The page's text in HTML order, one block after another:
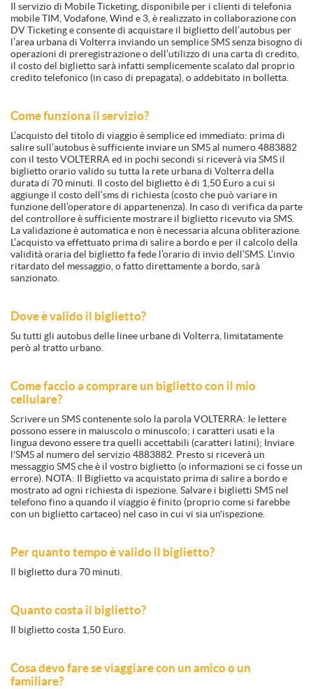
Il servizio di Mobile Ticketing, disponibile per i clienti di telefonia
mobile TIM, Vodafone, Wind e 3, è realizzato in collaborazione con
DV Ticketing e consente di acquistare il biglietto dell’autobus per
l’area urbana di Volterra inviando un semplice SMS senza bisogno di
operazioni di preregistrazione o dell’utilizzo di una carta di credito,
il costo del biglietto sarà infatti semplicemente scalato dal proprio
credito telefonico (in caso di prepagata), o addebitato in bolletta.
Come funziona il servizio?
L’acquisto del titolo di viaggio è semplice ed immediato: prima di
salire sull’autobus è sufficiente inviare un SMS al numero 4883882
con il testo VOLTERRA ed in pochi secondi si riceverà via SMS il
biglietto orario valido su tutta la rete urbana di Volterra della
durata di 70 minuti. Il costo del biglietto è di 1,50 Euro a cui si
aggiunge il costo dell’sms di richiesta (costo che può variare in
funzione dell’operatore di appartenenza). In caso di verifica da parte
del controllore è sufficiente mostrare il biglietto ricevuto via SMS.
La validazione è automatica e non è necessaria alcuna obliterazione.
L’acquisto va effettuato prima di salire a bordo e per il calcolo della
validità oraria del biglietto fa fede l’orario di invio dell’SMS. L’invio
ritardato del messaggio, o fatto direttamente a bordo, sarà
sanzionato.
Dove è valido il biglietto?
Su tutti gli autobus delle linee urbane di Volterra, limitatamente
però al tratto urbano.
Come faccio a comprare un biglietto con il mio
cellulare?
Scrivere un SMS contenente solo la parola VOLTERRA: le lettere
possono essere in maiuscolo o minuscolo; i caratteri usati e la
lingua devono essere tra quelli accettabili (caratteri latini); Inviare
l'SMS al numero del servizio 4883882. Presto si riceverà un
messaggio SMS che è il vostro biglietto (o informazioni se ci fosse un
errore). NOTA: Il Biglietto va acquistato prima di salire a bordo e
mostrato ad ogni richiesta di ispezione. Salvare i biglietti SMS nel
telefono fino a quando il viaggio è finito (proprio come si farebbe
con un biglietto cartaceo) nel caso in cui vi sia un'ispezione.
Per quanto tempo è valido il biglietto?
Il biglietto dura 70 minuti.
Quanto costa il biglietto?
Il biglietto costa 1,50 Euro.
Cosa devo fare se viaggiare con un amico o un
familiare?